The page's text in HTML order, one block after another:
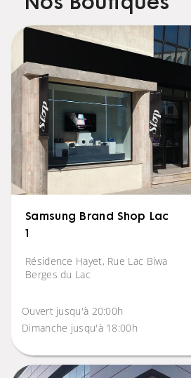
Nos Boutiques
Samsung Brand Shop Lac
1
Résidence Hayet, Rue Lac Biwa
Berges du Lac
Ouvert jusqu'à 20:00h
Dimanche jusqu'à 18:00h